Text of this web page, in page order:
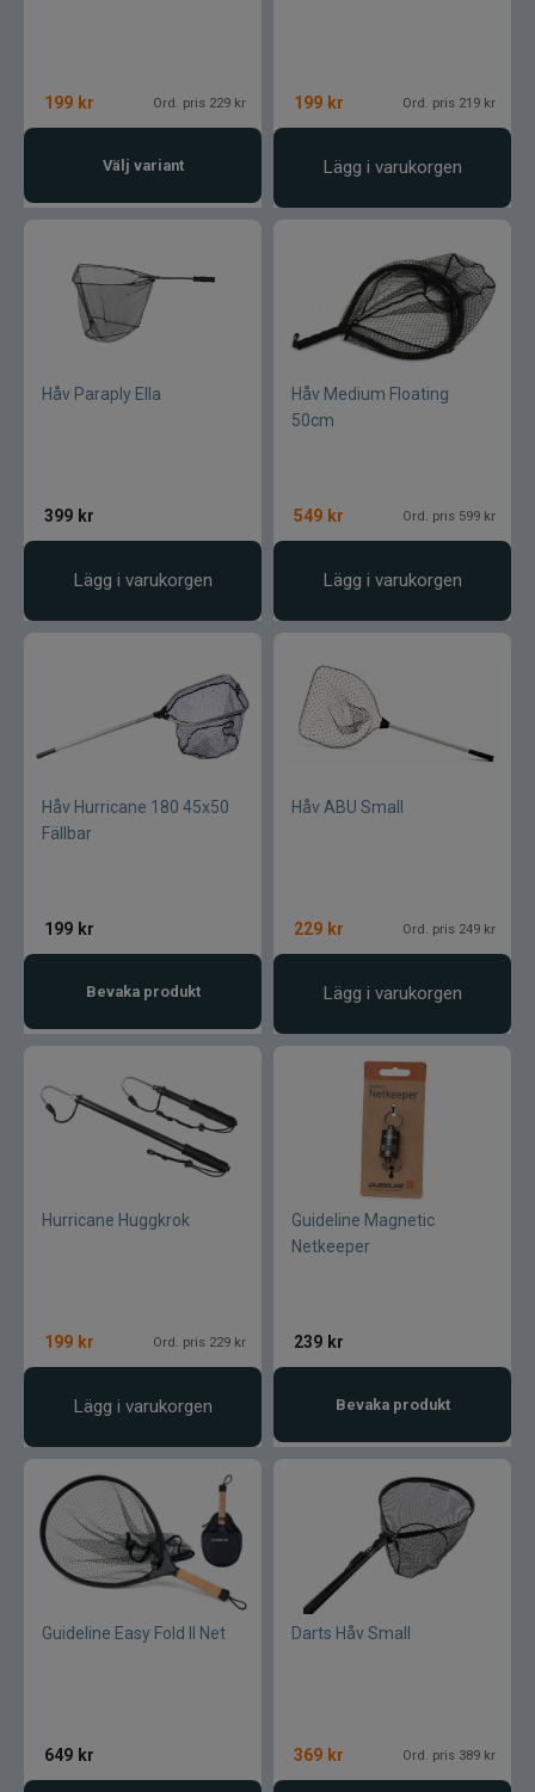
199 kr Ord. pris 229 kr
Välj variant
199 kr Ord. pris 219 kr
Lägg i varukorgen
Håv Paraply Ella
399 kr
Lägg i varukorgen
Håv Medium Floating
50cm
549 kr Ord. pris 599 kr
Lägg i varukorgen
Håv Hurricane 180 45x50
Fällbar
199 kr
Bevaka produkt
Håv ABU Small
229 kr Ord. pris 249 kr
Lägg i varukorgen
Hurricane Huggkrok
199 kr Ord. pris 229 kr
Lägg i varukorgen
Guideline Magnetic
Netkeeper
239 kr
Bevaka produkt
Guideline Easy Fold II Net
649 kr
Darts Håv Small
369 kr Ord. pris 389 kr